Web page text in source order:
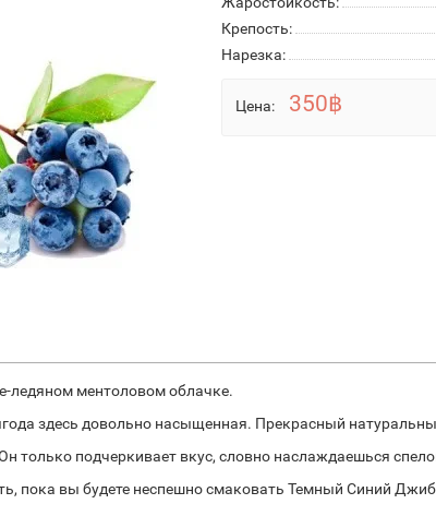
Крепость:
Нарезка:
Цена: 350฿
ледяном ментоловом облачке.
здесь довольно насыщенная. Прекрасный
только подчеркивает вкус, словно наслаждаешься
пока вы будете неспешно смаковать Темный Синий